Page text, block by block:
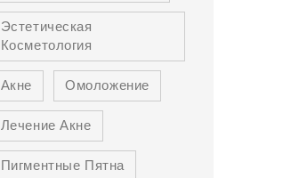
Эстетическая
Косметология
Акне
Омоложение
Лечение Акне
Пигментные Пятна